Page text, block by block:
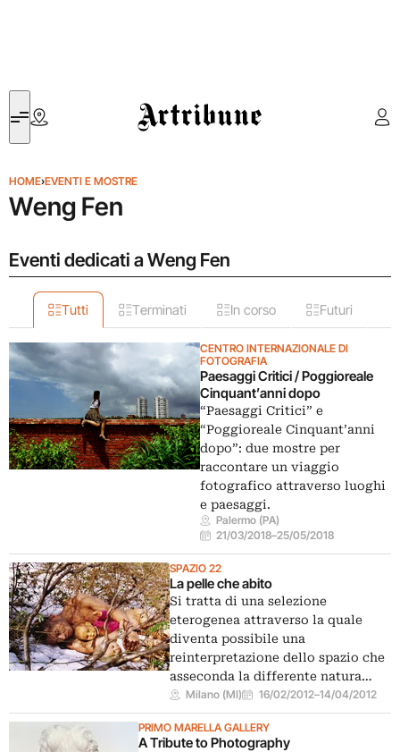
Artribune
HOME›EVENTI E MOSTRE
Weng Fen
Eventi dedicati a Weng Fen
Tutti Terminati In corso Futuri
CENTRO INTERNAZIONALE DI
FOTOGRAFIA
Paesaggi Critici / Poggioreale
Cinquant’anni dopo
“Paesaggi Critici” e
“Poggioreale Cinquant’anni
dopo”: due mostre per
raccontare un viaggio
fotografico attraverso luoghi
e paesaggi.
Palermo (PA)
21/03/2018–25/05/2018
SPAZIO 22
La pelle che abito
Si tratta di una selezione
eterogenea attraverso la quale
diventa possibile una
reinterpretazione dello spazio che
asseconda la differente natura…
Milano (MI) 16/02/2012–14/04/2012
PRIMO MARELLA GALLERY
A Tribute to Photography